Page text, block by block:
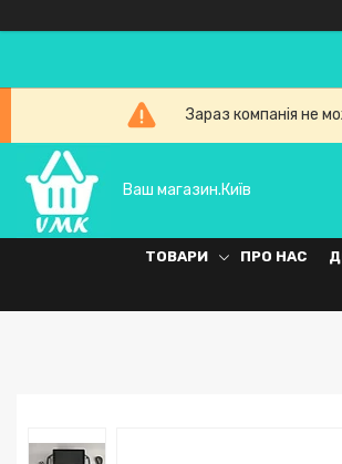
Зараз компанія не
Ваш магазин.Київ
ТОВАРИ ПРО НАС